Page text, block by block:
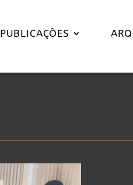
PUBLICAÇÕES